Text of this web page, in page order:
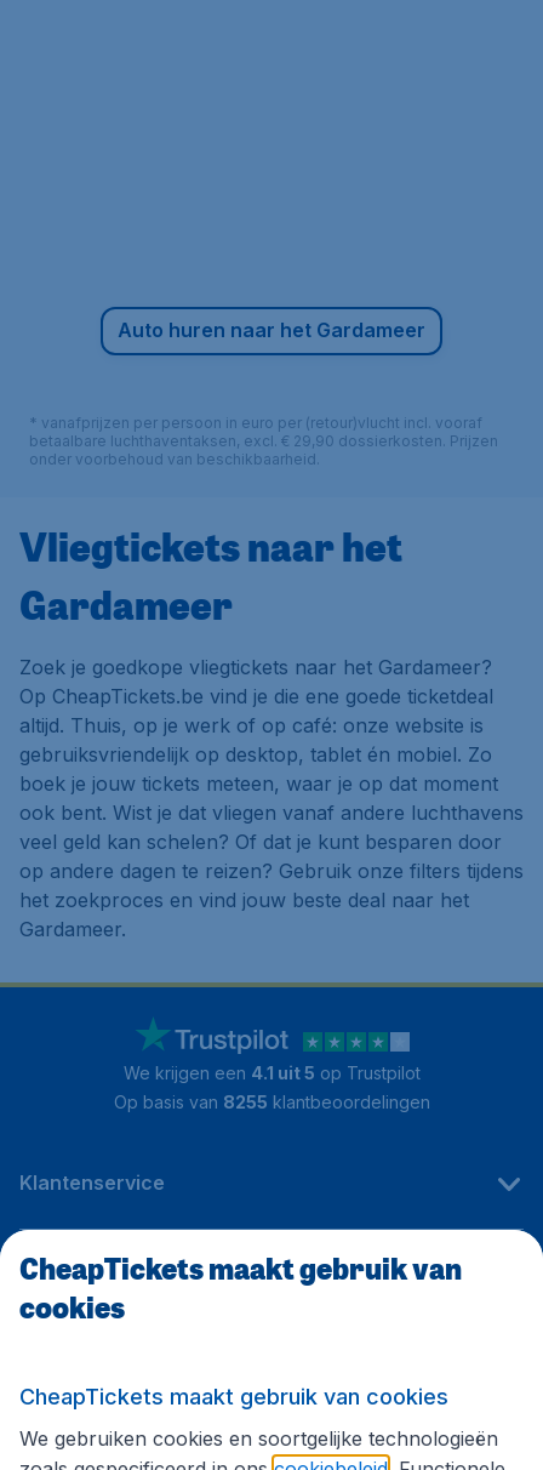
Auto huren naar het Gardameer
* vanafprijzen per persoon in euro per (retour)vlucht incl. vooraf
betaalbare luchthaventaksen, excl. € 29,90 dossierkosten. Prijzen
onder voorbehoud van beschikbaarheid.
Vliegtickets naar het
Gardameer
Zoek je goedkope vliegtickets naar het Gardameer?
Op CheapTickets.be vind je die ene goede ticketdeal
altijd. Thuis, op je werk of op café: onze website is
gebruiksvriendelijk op desktop, tablet én mobiel. Zo
boek je jouw tickets meteen, waar je op dat moment
ook bent. Wist je dat vliegen vanaf andere luchthavens
veel geld kan schelen? Of dat je kunt besparen door
op andere dagen te reizen? Gebruik onze filters tijdens
het zoekproces en vind jouw beste deal naar het
Gardameer.
We krijgen een 4.1 uit 5 op Trustpilot
Op basis van 8255 klantbeoordelingen
Klantenservice
CheapTickets.be
Volg CheapTickets.be
CheapTickets maakt gebruik van
cookies
CheapTickets maakt gebruik van cookies
We gebruiken cookies en soortgelijke technologieën